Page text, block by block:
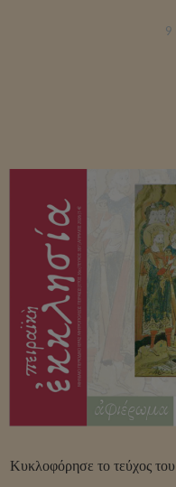
9
Κυκλοφόρησε το τεύχος